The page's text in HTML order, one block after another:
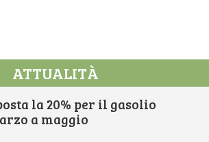
ATTUALITÀ
la 20% per il gasolio
a maggio